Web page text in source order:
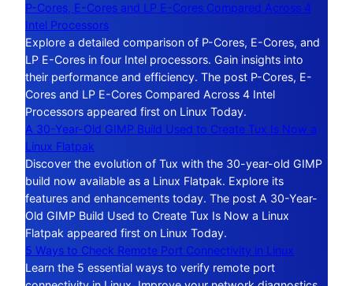
P-Cores, E-Cores and LP E-Cores Compared Across 4
Intel Processors
Explore a detailed comparison of P-Cores, E-Cores, and
LP E-Cores in four Intel processors. Gain insights into
their performance and efficiency. The post P-Cores, E-
Cores and LP E-Cores Compared Across 4 Intel
Processors appeared first on Linux Today.
A 30-Year-Old GIMP Build Used to Create Tux Is Now a
Linux Flatpak
Discover the evolution of Tux with the 30-year-old GIMP
build now available as a Linux Flatpak. Explore its
features and enhancements today. The post A 30-Year-
Old GIMP Build Used to Create Tux Is Now a Linux
Flatpak appeared first on Linux Today.
5 Ways to Check Remote Port Connectivity in Linux
Learn the 5 essential ways to verify remote port